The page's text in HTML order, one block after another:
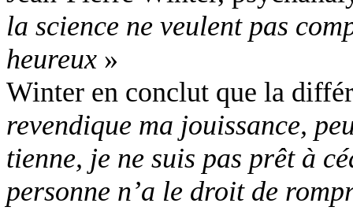
la science ne veulent pas
heureux »
Winter en conclut que la
revendique ma jouissance,
tienne, je ne suis pas prêt à
personne n’a le droit de